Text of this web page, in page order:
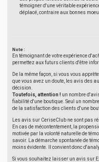
témoigner d'une véritable
déplacé, contraire aux bonnes
Note :
En témoignant de votre expérience
permettez aux futurs clients d'être
De la même façon, si vous vous
que vous avez un doute, les avis des
décision.
Toutefois, attention ! un nombre
fiabilité d'une boutique. Seul un
de la satisfaction des clients d'une
Les avis sur CeriseClub ne sont pas
En cas de mécontentement, la
motivée par la volonté naturelle de
savoir. La démarche spontanée de
moins évidente. Il convient donc
Si vous souhaitez laisser un avis sur